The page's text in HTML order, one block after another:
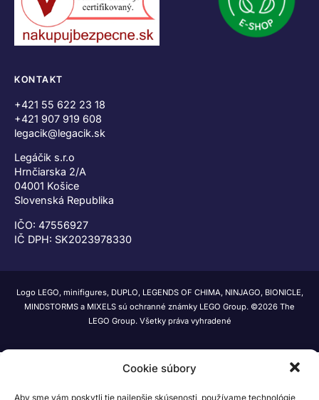
Cookie súbory
Aby sme vám poskytli tie najlepšie skúsenosti, používame technológie,
KONTAKT
+421 55 622 23 18
+421 907 919 608
legacik@legacik.sk
Legáčik s.r.o
Hrnčiarska 2/A
04001 Košice
Slovenská Republika
IČO: 47556927
IČ DPH: SK2023978330
Logo LEGO, minifigures, DUPLO, LEGENDS OF CHIMA, NINJAGO, BIONICLE,
MINDSTORMS a MIXELS sú ochranné známky LEGO Group. ©2026 The
LEGO Group. Všetky práva vyhradené